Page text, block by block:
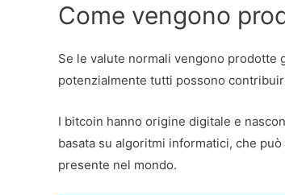
Come vengono
Se le valute normali vengono prodotte
potenzialmente tutti possono
I bitcoin hanno origine digitale e
basata su algoritmi informatici, che
presente nel mondo.